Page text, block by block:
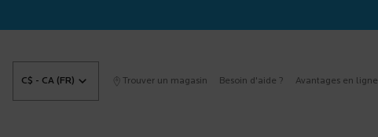
C$ - CA (FR) Trouver un magasin Besoin d'aide ? Avantages en ligne